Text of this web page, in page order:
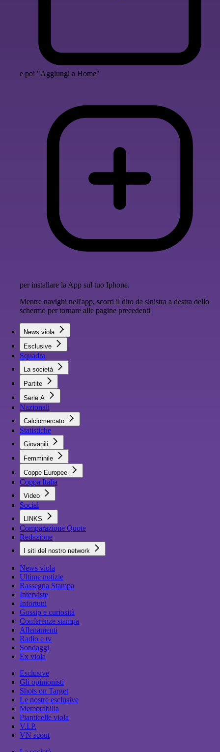
e poi "Aggiungi a Home"
per installare la App sul tuo Iphone.
Mentre navighi nell'app, scorri il dito da sinistra a destra dello
schermo per tornare alle pagine precedenti
News viola
Esclusive
Squadra
La società
Partite
Serie A
Nazionali
Calciomercato
Statistiche
Giovanili
Femminile
Coppe Europee
Coppa Italia
Video
Social
LINKS
Comparazione Quote
Redazione
I siti del nostro network
News viola
Ultime notizie
Rassegna Stampa
Interviste
Infortuni
Gossip e curiosità
Conferenze stampa
Allenamenti
Radio e tv
Sondaggi
Ex viola
Esclusive
Gli opinionisti
Shots on Target
Le nostre esclusive
Memorabilia
Pianticelle viola
V.I.P.
VN scout